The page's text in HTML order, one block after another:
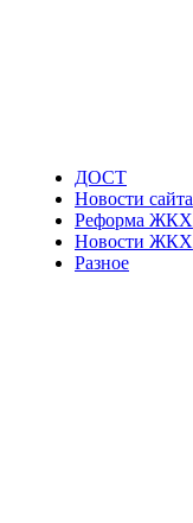
ДОСТ
Новости сайта
Реформа ЖКХ
Новости ЖКХ
Разное